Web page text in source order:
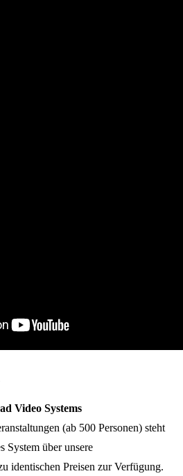
Video Systems
(ab 500 Personen) steht
System über unsere
identischen Preisen zur Verfügung.